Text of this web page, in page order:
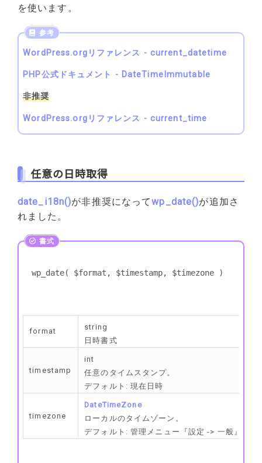
を使います。
WordPress.orgリファレンス - current_datetime
PHP公式ドキュメント - DateTimeImmutable
非推奨
WordPress.orgリファレンス - current_time
任意の日時取得
date_i18n()が非推奨になってwp_date()が追加さ
れました。
wp_date( $format, $timestamp, $timezone )
format
string
日時書式
timestamp
int
任意のタイムスタンプ。
デフォルト: 現在日時
timezone
DateTimeZone
ローカルのタイムゾーン。
デフォルト: 管理メニュー『設定 -> 一般』で設